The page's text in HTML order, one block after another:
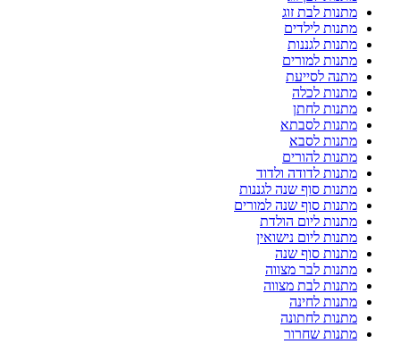
מתנות לבת זוג
מתנות לילדים
מתנות לגננות
מתנות למורים
מתנה לסייעת
מתנות לכלה
מתנות לחתן
מתנות לסבתא
מתנות לסבא
מתנות להורים
מתנות לדודה ולדוד
מתנות סוף שנה לגננות
מתנות סוף שנה למורים
מתנות ליום הולדת
מתנות ליום נישואין
מתנות סוף שנה
מתנות לבר מצווה
מתנות לבת מצווה
מתנות לחינה
מתנות לחתונה
מתנות שחרור